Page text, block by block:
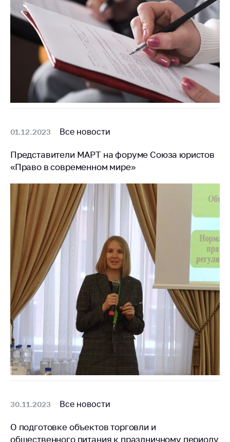
01.12.2023 Все новости
Представители МАРТ на форуме Союза юристов
«Право в современном мире»
30.11.2023 Все новости
О подготовке объектов торговли и
общественного питания к праздничному периоду